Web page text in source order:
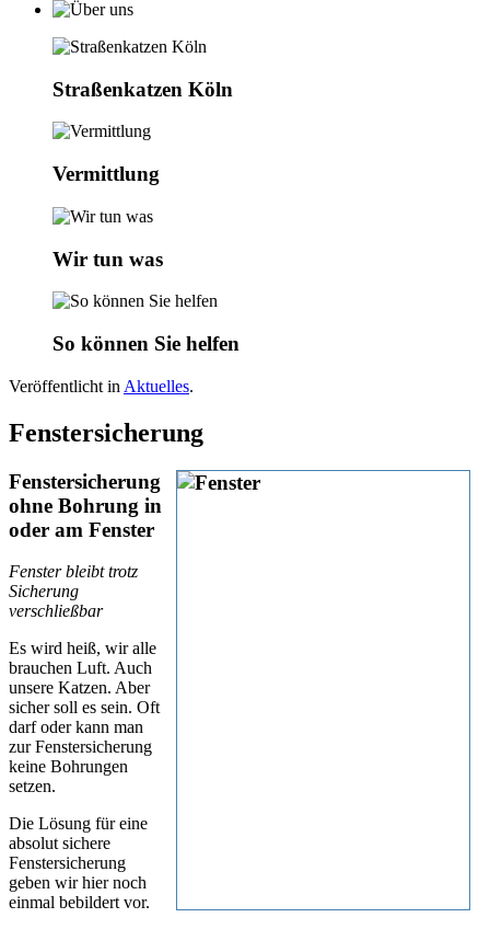
Straßenkatzen Köln
Vermittlung
Wir tun was
So können Sie helfen
Veröffentlicht in Aktuelles.
Fenstersicherung
Fenstersicherung
ohne Bohrung in
oder am Fenster
Fenster bleibt trotz
Sicherung
verschließbar
Es wird heiß, wir alle
brauchen Luft. Auch
unsere Katzen. Aber
sicher soll es sein. Oft
darf oder kann man
zur Fenstersicherung
keine Bohrungen
setzen.
Die Lösung für eine
absolut sichere
Fenstersicherung
geben wir hier noch
einmal bebildert vor.